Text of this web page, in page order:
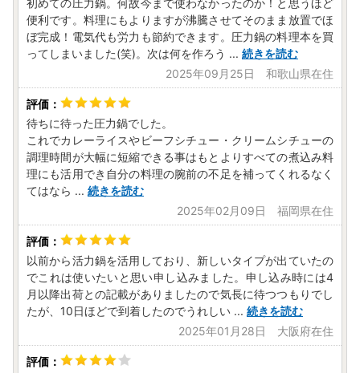
初めての圧力鍋。何故今まで使わなかったのか！と思うほど
便利です。料理にもよりますが沸騰させてそのまま放置でほ
ぼ完成！電気代も労力も節約できます。圧力鍋の料理本を買
ってしまいました(笑)。次は何を作ろう ... 続きを読む
2025年09月25日 和歌山県在住
待ちに待った圧力鍋でした。
これでカレーライスやビーフシチュー・クリームシチューの
調理時間が大幅に短縮できる事はもとよりすべての煮込み料
理にも活用でき自分の料理の腕前の不足を補ってくれるなく
てはなら ... 続きを読む
2025年02月09日 福岡県在住
以前から活力鍋を活用しており、新しいタイプが出ていたの
でこれは使いたいと思い申し込みました。申し込み時には4
月以降出荷との記載がありましたので気長に待つつもりでし
たが、10日ほどで到着したのでうれしい ... 続きを読む
2025年01月28日 大阪府在住